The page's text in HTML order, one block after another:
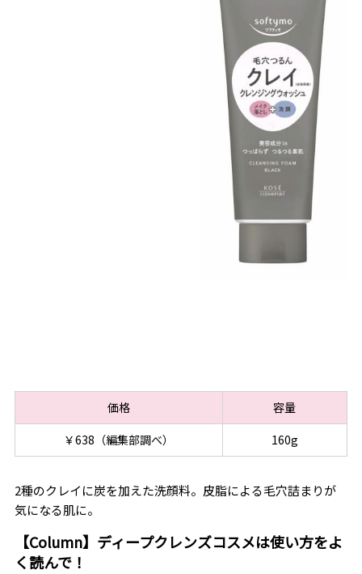
価格
容量
￥638（編集部調べ）
160g
2種のクレイに炭を加えた洗顔料。皮脂による毛穴詰まりが
気になる肌に。
【Column】ディープクレンズコスメは使い方をよ
く読んで！